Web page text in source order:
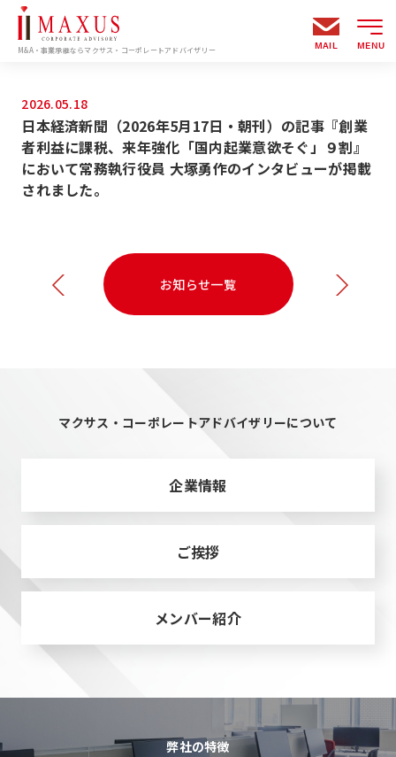
M&A・事業承継ならマクサス・コーポレートアドバイザリー MAIL MENU
2026.05.18
日本経済新聞（2026年5月17日・朝刊）の記事『創業
者利益に課税、来年強化「国内起業意欲そぐ」９割』
において常務執行役員 大塚勇作のインタビューが掲載
されました。
お知らせ一覧
マクサス・コーポレートアドバイザリーについて
企業情報
ご挨拶
メンバー紹介
弊社の特徴